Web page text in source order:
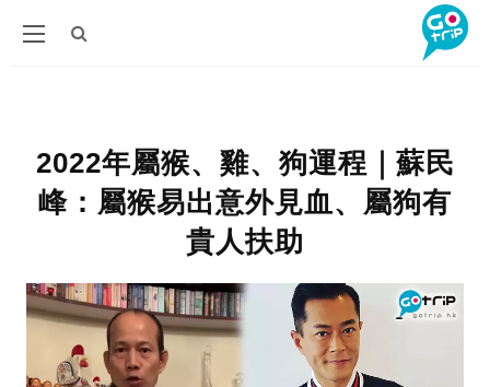
2022年屬猴、雞、狗運程｜蘇民
峰：屬猴易出意外見血、屬狗有
貴人扶助